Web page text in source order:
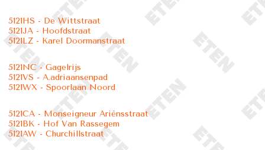
5121HS - De Wittstraat
5121JA - Hoofdstraat
5121LZ - Karel Doormanstraat
5121NC - Gagelrijs
5121VS - A.adriaansenpad
5121WX - Spoorlaan Noord
5121CA - Monseigneur Ariënsstraat
5121BK - Hof Van Rassegem
5121AW - Churchillstraat